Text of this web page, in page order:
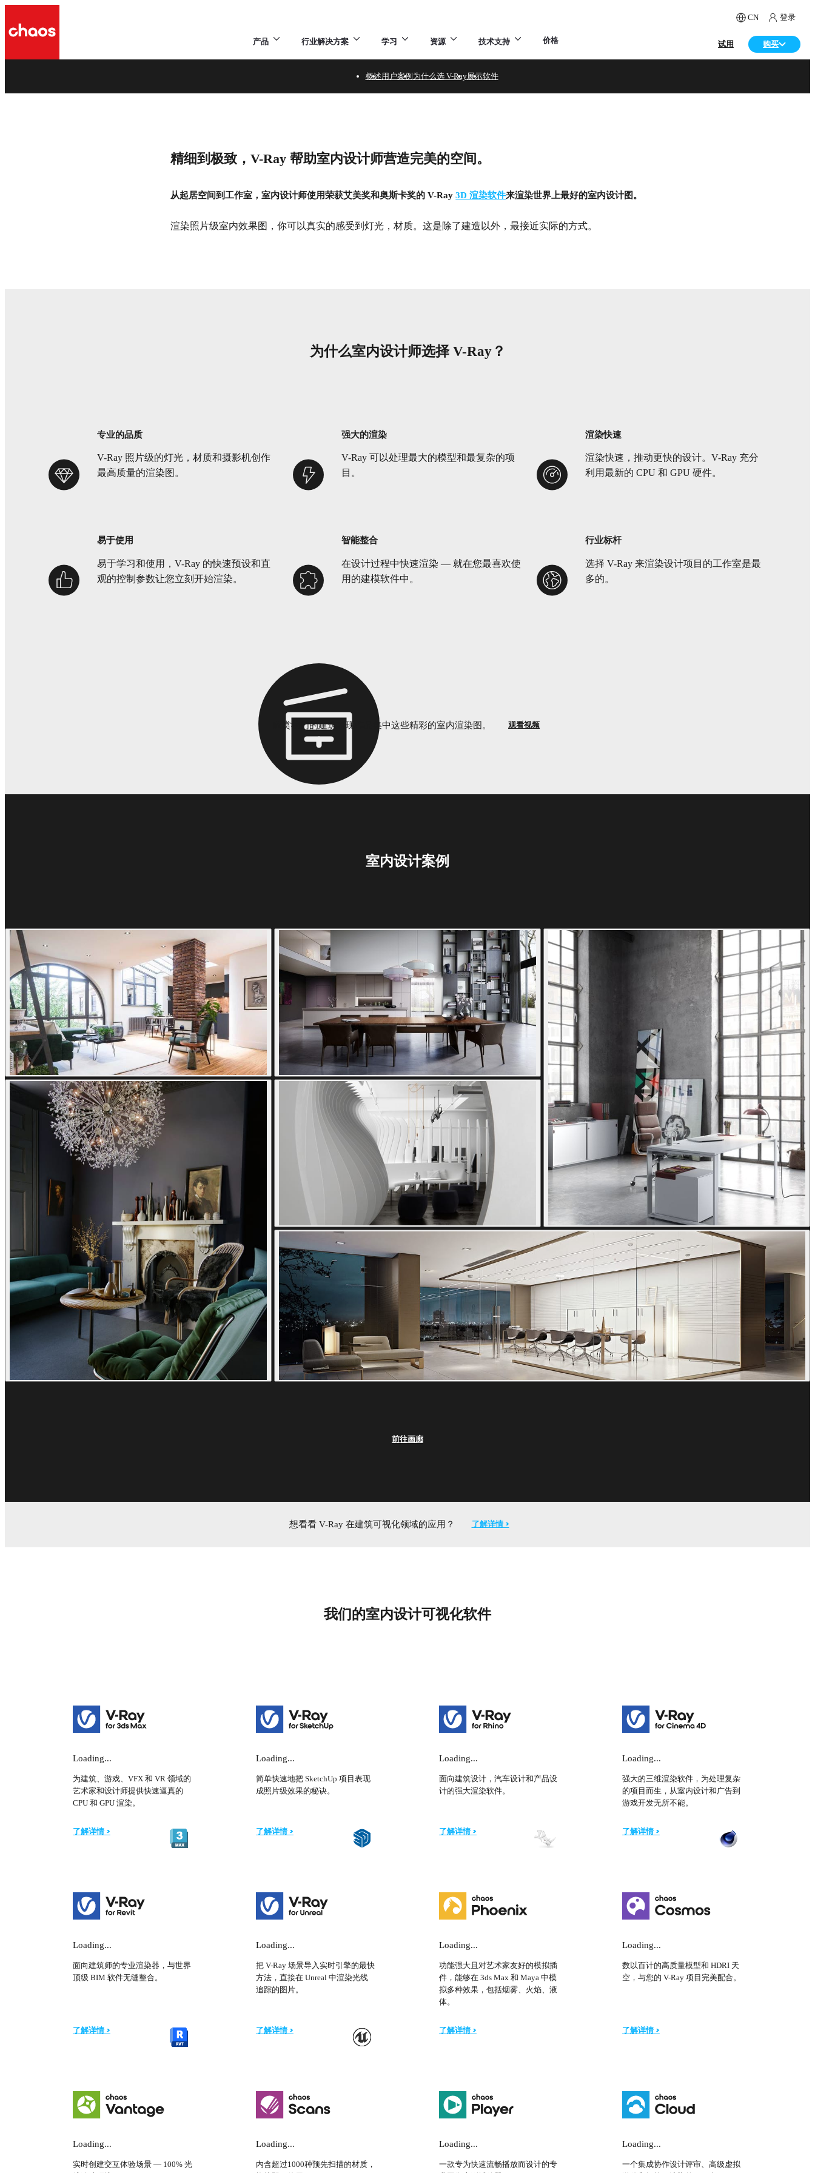
CN 登录
产品 行业解决方案 学习 资源 技术支持 价格 试用 购买
看看为什么室内设计师选择 Chaos V-Ray 渲染他们的室内设计作品
现在获取
概述用户案例 为什么选 V-Ray展示软件
精细到极致，V-Ray 帮助室内设计师营造完美的空间。
从起居空间到工作室，室内设计师使用荣获艾美奖和奥斯卡奖的 V-Ray3D 渲染软件来渲染世界上最好的室内设计图。
渲染照片级室内效果图，你可以真实的感受到灯光，材质。这是除了建造以外，最接近实际的方式。
为什么室内设计师选择 V-Ray？
专业的品质
V-Ray 照片级的灯光，材质和摄影机创作
最高质量的渲染图。
强大的渲染
V-Ray 可以处理最大的模型和最复杂的项
目。
渲染快速
渲染快速，推动更快的设计。V-Ray 充分
利用最新的 CPU 和 GPU 硬件。
易于使用
易于学习和使用，V-Ray 的快速预设和直
观的控制参数让您立刻开始渲染。
智能整合
在设计过程中快速渲染 — 就在您最喜欢使
用的建模软件中。
行业标杆
选择 V-Ray 来渲染设计项目的工作室是最
多的。
欣赏我们的建筑表现作品集中这些精彩的室内渲染图。 观看视频
室内设计案例
前往画廊
想看看 V-Ray 在建筑可视化领域的应用？ 了解详情 >
我们的室内设计可视化软件
Loading...
为建筑、游戏、VFX 和 VR 领域的
艺术家和设计师提供快速逼真的
CPU 和 GPU 渲染。
了解详情 >
Loading...
简单快速地把 SketchUp 项目表现
成照片级效果的秘诀。
了解详情 >
Loading...
面向建筑设计，汽车设计和产品设
计的强大渲染软件。
了解详情 >
Loading...
强大的三维渲染软件，为处理复杂
的项目而生，从室内设计和广告到
游戏开发无所不能。
了解详情 >
Loading...
面向建筑师的专业渲染器，与世界
顶级 BIM 软件无缝整合。
了解详情 >
Loading...
把 V-Ray 场景导入实时引擎的最快
方法，直接在 Unreal 中渲染光线
追踪的图片。
了解详情 >
Loading...
功能强大且对艺术家友好的模拟插
件，能够在 3ds Max 和 Maya 中模
拟多种效果，包括烟雾、火焰、液
体。
了解详情 >
Loading...
数以百计的高质量模型和 HDRI 天
空，与您的 V-Ray 项目完美配合。
了解详情 >
Loading...
实时创建交互体验场景 — 100% 光
Loading...
内含超过1000种预先扫描的材质，
Loading...
一款专为快速流畅播放而设计的专
Loading...
一个集成协作设计评审、高级虚拟